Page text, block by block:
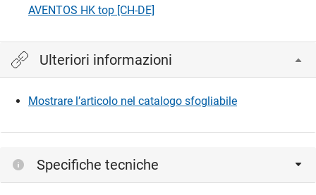
AVENTOS HK top [CH-DE]
Ulteriori informazioni
Mostrare l’articolo nel catalogo sfogliabile
Specifiche tecniche